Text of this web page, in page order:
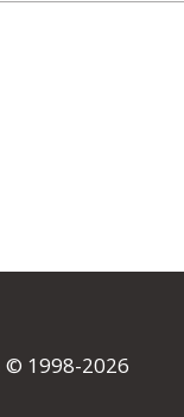
© 1998-2026